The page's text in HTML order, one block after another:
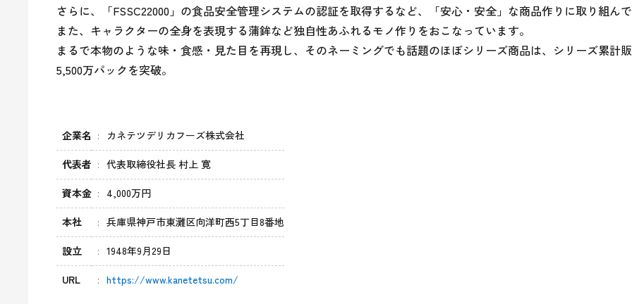
さらに、「FSSC22000」の食品安全管理システムの認証を取得するなど、「安心・安全」な商品作りに取り組ん
また、キャラクターの全身を表現する蒲鉾など独自性あふれるモノ作りをおこなっています。
まるで本物のような味・食感・見た目を再現し、そのネーミングでも話題のほぼシリーズ商品は、シリーズ累計
5,500万パックを突破。
企業名 カネテツデリカフーズ株式会社
代表者 代表取締役社長 村上 寛
資本金 4,000万円
本社 兵庫県神戸市東灘区向洋町西5丁目8番地
設立 1948年9月29日
URL https://www.kanetetsu.com/